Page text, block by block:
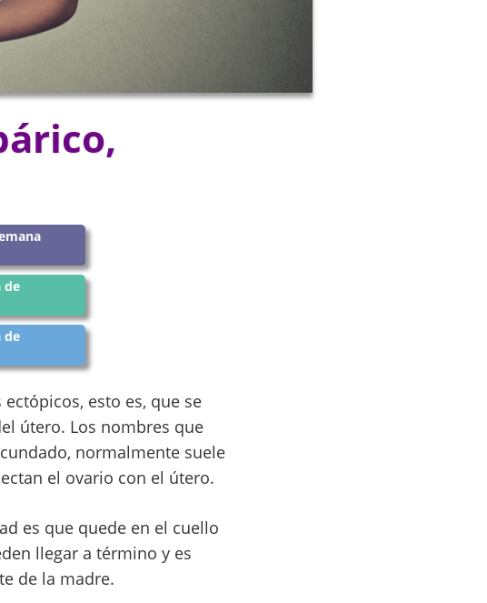
de
de
esto es, que se
útero. Los nombres que
normalmente suele
el ovario con el útero.
es que quede en el cuello
llegar a término y es
de la madre.